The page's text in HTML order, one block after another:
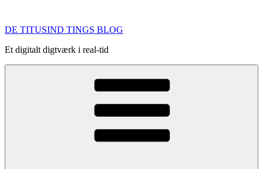
indhold
DE TITUSIND TINGS BLOG
Et digitalt digtværk i real-tid